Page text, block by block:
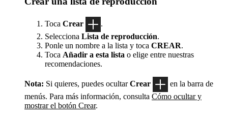
Toca Crear
.
Selecciona Lista de reproducción.
Ponle un nombre a la lista y toca CREAR.
Toca Añadir a esta lista o elige entre nuestras
recomendaciones.
Nota: Si quieres, puedes ocultarCrear
en la barra de
menús. Para más información, consulta Cómo ocultar y
mostrar el botón Crear.